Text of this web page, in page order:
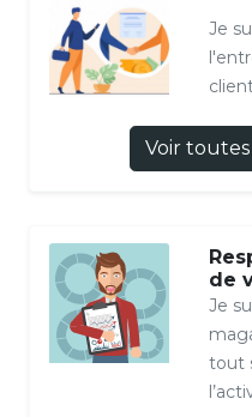
Je
Voir
de
Je
tout